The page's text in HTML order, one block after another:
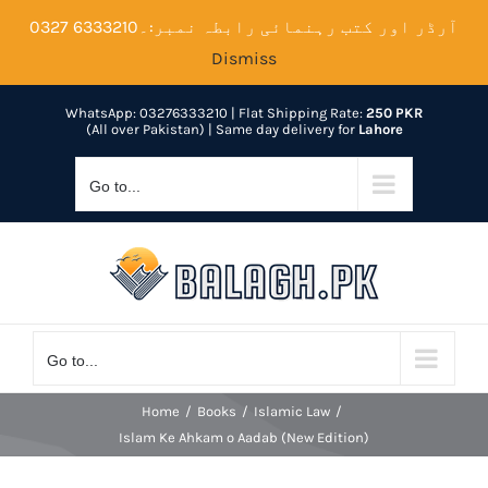
WhatsApp: 03276333210 | Flat Shipping Rate: 250 PKR
(All over Pakistan) | Same day delivery for Lahore
Go to...
Go to...
Home Books
Islamic Law
Islam Ke Ahkam o Aadab (New Edition)
آرڈر اور کتب رہنمائی رابطہ نمبر:۔6333210 0327
Dismiss